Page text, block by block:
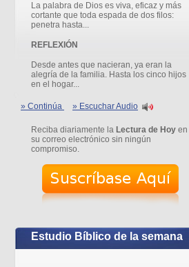
La palabra de Dios es viva, eficaz y más
cortante que toda espada de dos filos:
penetra hasta...
REFLEXIÓN
Desde antes que nacieran, ya eran la
alegría de la familia. Hasta los cinco hijos
en el hogar...
» Continúa » Escuchar Audio
Reciba diariamente la Lectura de Hoy en
su correo electrónico sin ningún
compromiso.
Estudio Bíblico de la semana